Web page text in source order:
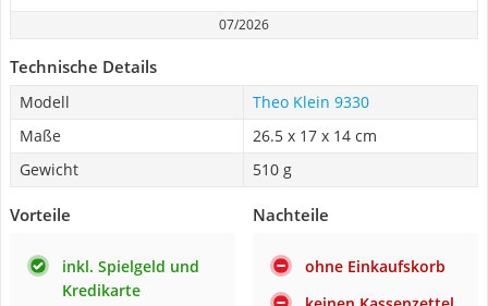
07/2026
Technische Details
Modell
Theo Klein 9330
Maße
‎26.5 x 17 x 14 cm
Gewicht
510 g
Vorteile
inkl. Spielgeld und
Kredikarte
Nachteile
ohne Einkaufskorb